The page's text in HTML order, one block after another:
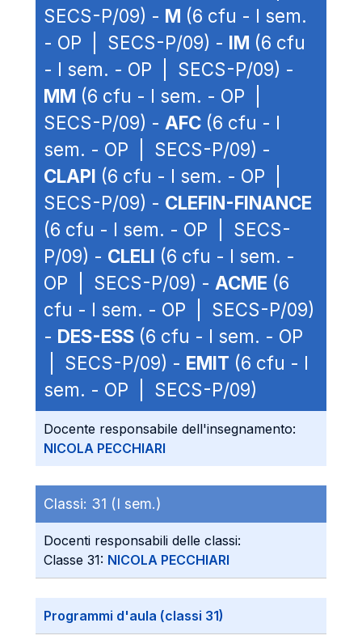
SECS-P/09) - M (6 cfu - I sem.
- OP | SECS-P/09) - IM (6 cfu
- I sem. - OP | SECS-P/09) -
MM (6 cfu - I sem. - OP |
SECS-P/09) - AFC (6 cfu - I
sem. - OP | SECS-P/09) -
CLAPI (6 cfu - I sem. - OP |
SECS-P/09) - CLEFIN-FINANCE
(6 cfu - I sem. - OP | SECS-
P/09) - CLELI (6 cfu - I sem. -
OP | SECS-P/09) - ACME (6
cfu - I sem. - OP | SECS-P/09)
- DES-ESS (6 cfu - I sem. - OP
| SECS-P/09) - EMIT (6 cfu - I
sem. - OP | SECS-P/09)
Docente responsabile dell'insegnamento:
NICOLA PECCHIARI
Classi: 31 (I sem.)
Docenti responsabili delle classi:
Classe 31: NICOLA PECCHIARI
Programmi d'aula (classi 31)